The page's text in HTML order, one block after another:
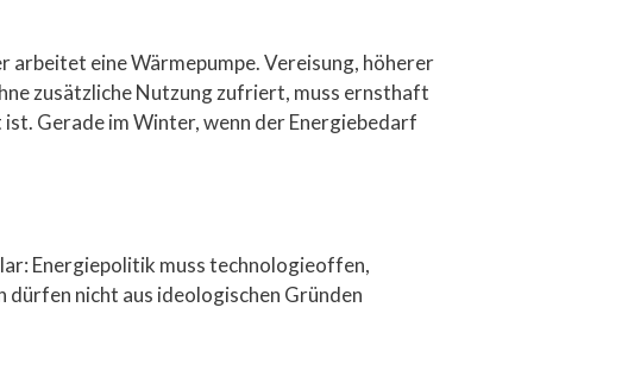
arbeitet eine Wärmepumpe. Vereisung, höherer
zusätzliche Nutzung zufriert, muss ernsthaft
Gerade im Winter, wenn der Energiebedarf
Energiepolitik muss technologieoffen,
nicht aus ideologischen Gründen